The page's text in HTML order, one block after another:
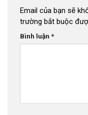
Email của bạn sẽ
trường bắt buộc
Bình luận *